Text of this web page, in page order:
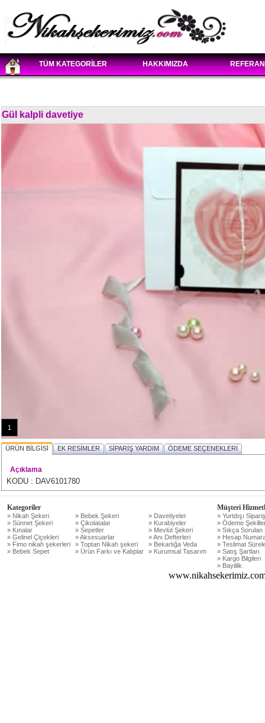
TÜM KATEGORİLER HAKKIMIZDA
Gül kalpli davetiye
1
ÜRÜN BİLGİSİ EK RESİMLER SİPARİŞ YARDIM ÖDEME SEÇENEKLERİ
Açıklama
KODU : DAV6101780
Kategoriler
» Nikah Şekeri » Bebek Şekeri
» Davetiyeler
» Sünnet Şekeri
» Çikolatalar
» Kurabiyeler
» Kınalar
» Sepetler
» Mevlüt Şekeri
» Gelinel Çiçekleri
» Aksesuarlar
» Anı Defterleri
» Fimo nikah şekerleri
» Toptan Nikah şekeri
» Bekarlığa Veda
» Bebek Sepet
» Ürün Farkı ve Kalıplar » Kurumsal Tasarım
Müşteri
» Yurtdışı
» Ödeme
» Sıkça Sorulan
» Hesap
» Teslimat
» Satış Şartları
» Kargo Bilgileri
» Bayiilik